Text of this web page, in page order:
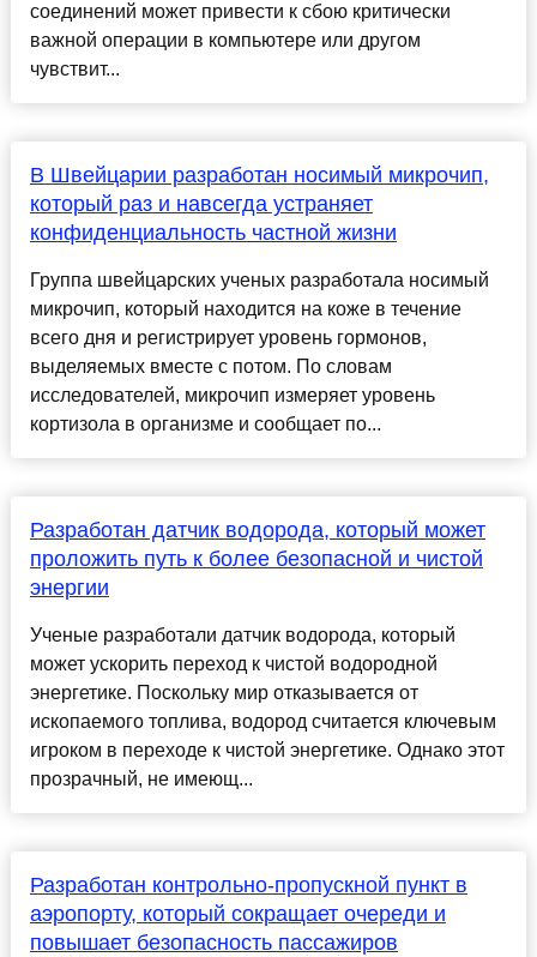
соединений может привести к сбою критически
важной операции в компьютере или другом
чувствит...
В Швейцарии разработан носимый микрочип,
который раз и навсегда устраняет
конфиденциальность частной жизни
Группа швейцарских ученых разработала носимый
микрочип, который находится на коже в течение
всего дня и регистрирует уровень гормонов,
выделяемых вместе с потом. По словам
исследователей, микрочип измеряет уровень
кортизола в организме и сообщает по...
Разработан датчик водорода, который может
проложить путь к более безопасной и чистой
энергии
Ученые разработали датчик водорода, который
может ускорить переход к чистой водородной
энергетике. Поскольку мир отказывается от
ископаемого топлива, водород считается ключевым
игроком в переходе к чистой энергетике. Однако этот
прозрачный, не имеющ...
Разработан контрольно-пропускной пункт в
аэропорту, который сокращает очереди и
повышает безопасность пассажиров